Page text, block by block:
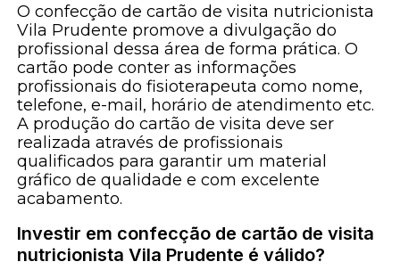
O confecção de cartão de visita nutricionista
Vila Prudente promove a divulgação do
profissional dessa área de forma prática. O
cartão pode conter as informações
profissionais do fisioterapeuta como nome,
telefone, e-mail, horário de atendimento etc.
A produção do cartão de visita deve ser
realizada através de profissionais
qualificados para garantir um material
gráfico de qualidade e com excelente
acabamento.
Investir em confecção de cartão de visita
nutricionista Vila Prudente é válido?